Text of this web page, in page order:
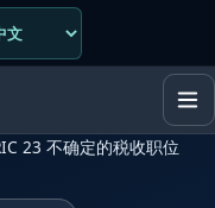
23 不确定的税收职位